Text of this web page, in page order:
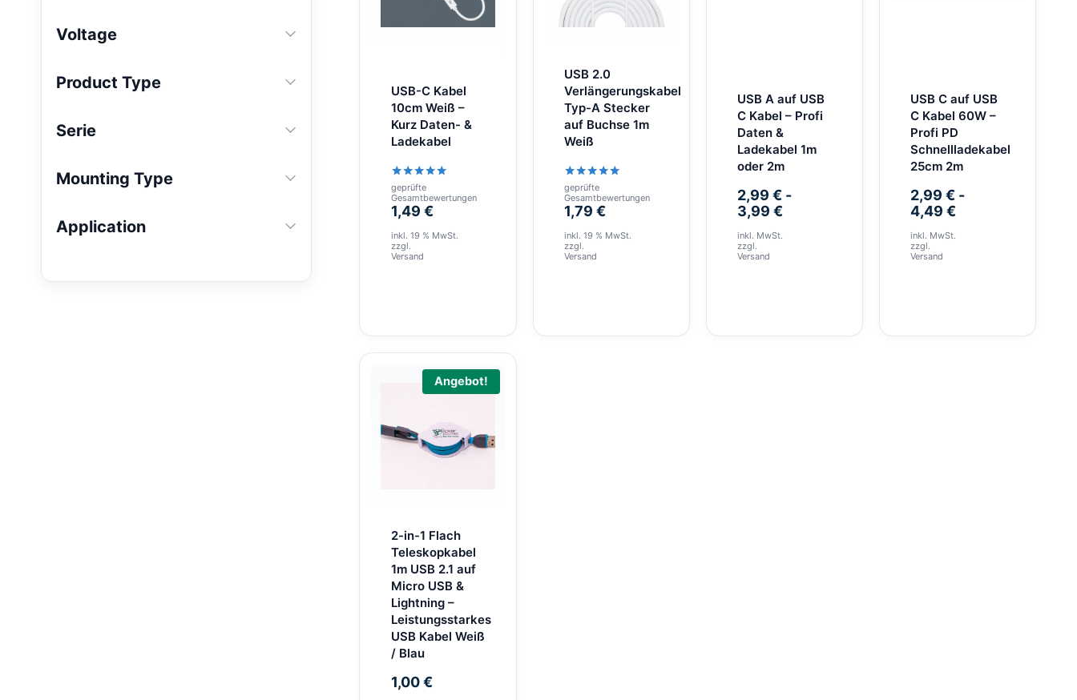
USB-C Kabel
10cm Weiß –
Kurz Daten- &
Ladekabel
Bewertet
mit
5.00
von 5
geprüfte
Gesamtbewertungen
1,49 €
inkl. 19 % MwSt.
zzgl.
Versand
USB 2.0
Verlängerungskabel
Typ-A Stecker
auf Buchse 1m
Weiß
Bewertet
mit
5.00
von 5
geprüfte
Gesamtbewertungen
1,79 €
inkl. 19 % MwSt.
zzgl.
Versand
USB A auf USB
C Kabel – Profi
Daten &
Ladekabel 1m
oder 2m
2,99€ -
3,99€
inkl. MwSt.
zzgl.
Versand
Produkt
USB C auf USB
C Kabel 60W –
Profi PD
Schnellladekabel
25cm 2m
2,99€ -
4,49€
inkl. MwSt.
zzgl.
Versand
Produkt
Angebot!
2-in-1 Flach
Teleskopkabel
1m USB 2.1 auf
Micro USB &
Lightning –
Leistungsstarkes
USB Kabel Weiß
/ Blau
1,00€
Voltage
Product Type
Serie
Mounting Type
Application